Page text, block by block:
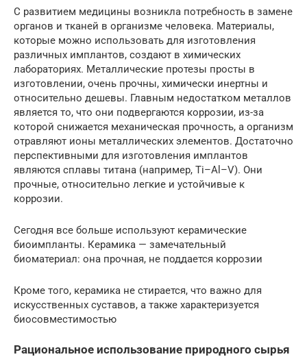
С развитием медицины возникла потребность в замене
органов и тканей в организме человека. Материалы,
которые можно использовать для изготовления
различных имплантов, создают в химических
лабораториях. Металлические протезы просты в
изготовлении, очень прочны, химически инертны и
относительно дешевы. Главным недостатком металлов
является то, что они подвергаются коррозии, из-за
которой снижается механическая прочность, а организм
отравляют ионы металлических элементов. Достаточно
перспективными для изготовления имплантов
являются сплавы титана (например, Ti–Al–V). Они
прочные, относительно легкие и устойчивые к
коррозии.
Сегодня все больше используют керамические
биоимпланты. Керамика — замечательный
биоматериал: она прочная, не поддается коррозии
Кроме того, керамика не стирается, что важно для
искусственных суставов, а также характеризуется
биосовместимостью
Рациональное использование природного сырья